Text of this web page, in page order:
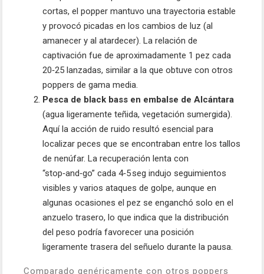
cortas, el popper mantuvo una trayectoria estable
y provocó picadas en los cambios de luz (al
amanecer y al atardecer). La relación de
captivación fue de aproximadamente 1 pez cada
20‑25 lanzadas, similar a la que obtuve con otros
poppers de gama media.
Pesca de black bass en embalse de Alcántara
(agua ligeramente teñida, vegetación sumergida).
Aquí la acción de ruido resultó esencial para
localizar peces que se encontraban entre los tallos
de nenúfar. La recuperación lenta con
“stop‑and‑go” cada 4‑5 seg indujo seguimientos
visibles y varios ataques de golpe, aunque en
algunas ocasiones el pez se enganchó solo en el
anzuelo trasero, lo que indica que la distribución
del peso podría favorecer una posición
ligeramente trasera del señuelo durante la pausa.
Comparado genéricamente con otros poppers